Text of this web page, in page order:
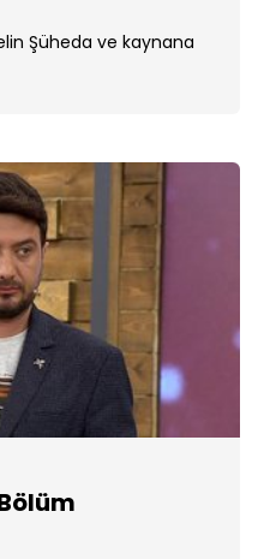
Şüheda ve kaynana